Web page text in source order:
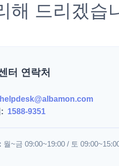
해 드리겠습
터 연락처
helpdesk@albamon.com
1588-9351
월~금 09:00~19:00 / 토